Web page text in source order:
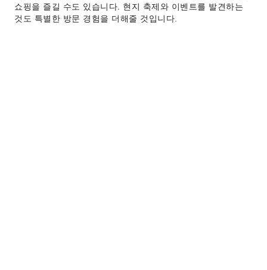
쇼핑을 즐길 수도 있습니다. 현지 축제와 이벤트를 발견하는
것도 특별한 방문 경험을 더해줄 것입니다.